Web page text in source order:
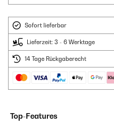
Sofort lieferbar
Lieferzeit: 3 - 6 Werktage
14 Tage Rückgaberecht
Top-Features